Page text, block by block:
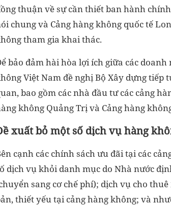
thuận về sự cần thiết ban hành
chung và Cảng hàng không quốc tế
tham gia khai thác.
bảo đảm hài hòa lợi ích giữa các doanh
Việt Nam đề nghị Bộ Xây dựng
bao gồm các nhà đầu tư các cảng
không Quảng Trị và Cảng hàng
xuất bỏ một số dịch vụ hàng
cạnh các chính sách ưu đãi tại các
dịch vụ khỏi danh mục do Nhà nước
sang cơ chế phí); dịch vụ cho
thiết yếu tại cảng hàng không; và